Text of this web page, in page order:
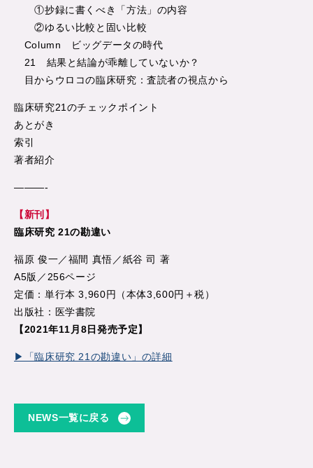
①抄録に書くべき「方法」の内容
②ゆるい比較と固い比較
Column ビッグデータの時代
21 結果と結論が乖離していないか？
目からウロコの臨床研究：査読者の視点から
臨床研究21のチェックポイント
あとがき
索引
著者紹介
———-
【新刊】
臨床研究 21の勘違い
福原 俊一／福間 真悟／紙谷 司 著
A5版／256ページ
定価：単行本 3,960円（本体3,600円＋税）
出版社：医学書院
【2021年11月8日発売予定】
▶「臨床研究 21の勘違い」の詳細
NEWS一覧に戻る